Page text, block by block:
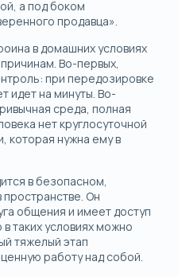
а под боком
продавца».
в домашних условиях
Во-первых,
при передозировке
идет на минуты. Во-
среда, полная
нет круглосуточной
которая нужна ему в
в безопасном,
Он
общения и имеет доступ
таких условиях можно
тяжелый этап
работу над собой.